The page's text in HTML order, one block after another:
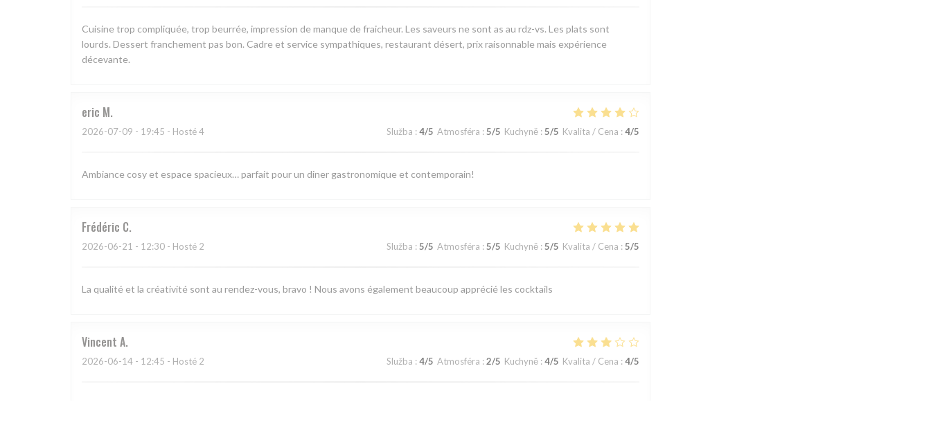
Cuisine trop compliquée, trop beurrée, impression de manque de fraicheur. Les saveurs ne sont as au rdz-vs. Les plats sont
lourds. Dessert franchement pas bon. Cadre et service sympathiques, restaurant désert, prix raisonnable mais expérience
décevante.
eric M
2026-07-09 - 19:45 - Hosté 4 Služba : 4/5 Atmosféra : 5/5 Kuchyně : 5/5 Kvalita / Cena : 4/5
Ambiance cosy et espace spacieux… parfait pour un diner gastronomique et contemporain!
Frédéric C
2026-06-21 - 12:30 - Hosté 2 Služba : 5/5 Atmosféra : 5/5 Kuchyně : 5/5 Kvalita / Cena : 5/5
La qualité et la créativité sont au rendez-vous, bravo ! Nous avons également beaucoup apprécié les cocktails
Vincent A
2026-06-14 - 12:45 - Hosté 2 Služba : 4/5 Atmosféra : 2/5 Kuchyně : 4/5 Kvalita / Cena : 4/5